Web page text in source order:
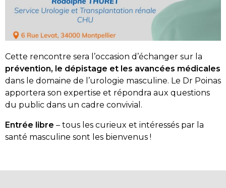
Cette rencontre sera l’occasion d’échanger sur la
prévention, le dépistage et les avancées médicales
dans le domaine de l’urologie masculine. Le Dr Poinas
apportera son expertise et répondra aux questions
du public dans un cadre convivial.
Entrée libre – tous les curieux et intéressés par la
santé masculine sont les bienvenus !